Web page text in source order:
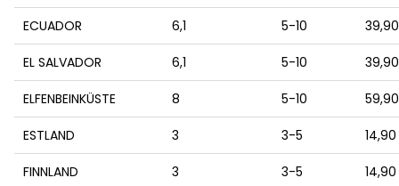
ECUADOR 6,1 5-10
EL SALVADOR 6,1 5-10
ELFENBEINKÜSTE 8 5-10
ESTLAND 3 3-5
FINNLAND 3 3-5